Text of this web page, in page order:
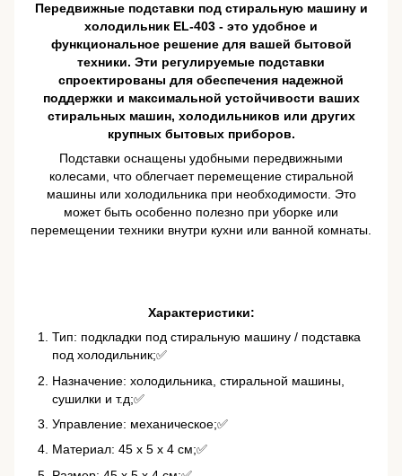
Передвижные подставки под стиральную машину и
холодильник EL-403 - это удобное и
функциональное решение для вашей бытовой
техники. Эти регулируемые подставки
спроектированы для обеспечения надежной
поддержки и максимальной устойчивости ваших
стиральных машин, холодильников или других
крупных бытовых приборов.
Подставки оснащены удобными передвижными
колесами, что облегчает перемещение стиральной
машины или холодильника при необходимости. Это
может быть особенно полезно при уборке или
перемещении техники внутри кухни или ванной комнаты.
Характеристики:
Тип: подкладки под стиральную машину / подставка
под холодильник;✅
Назначение: холодильника, стиральной машины,
сушилки и т.д;✅
Управление: механическое;✅
Материал: 45 х 5 х 4 см;✅